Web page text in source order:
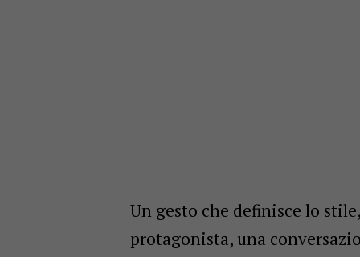
Un gesto che definisce lo
protagonista, una